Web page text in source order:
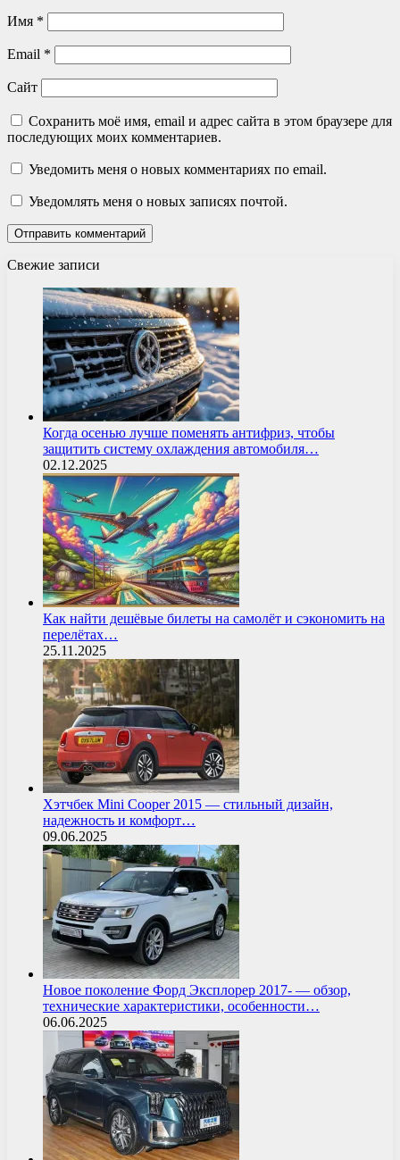
Имя *
Email *
Сайт
Сохранить моё имя, email и адрес сайта в этом браузере для
последующих моих комментариев.
Уведомить меня о новых комментариях по email.
Уведомлять меня о новых записях почтой.
Свежие записи
Когда осенью лучше поменять антифриз, чтобы
защитить систему охлаждения автомобиля…
02.12.2025
Как найти дешёвые билеты на самолёт и сэкономить на
перелётах…
25.11.2025
Хэтчбек Mini Cooper 2015 — стильный дизайн,
надежность и комфорт…
09.06.2025
Новое поколение Форд Эксплорер 2017- — обзор,
технические характеристики, особенности…
06.06.2025